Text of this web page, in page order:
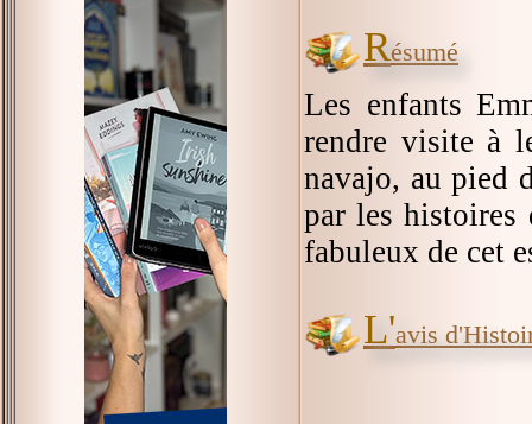
Résumé
Les enfants
rendre visite à
navajo, au pied
par les histoires
fabuleux de cet
L'avis